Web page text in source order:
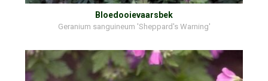
Bloedooievaarsbek
Geranium sanguineum 'Sheppard's Warning'